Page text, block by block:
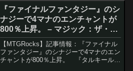
ァイナルファンタジーセットでは、カジ
ュアルな...
『ファイナルファンタジー』のシ
ナジーで4マナのエンチャントが
800％上昇。 – マジック：ザ・ギ
ャザリング
【MTGRocks】記事情報：『ファイナル
ファンタジー』のシナジーで4マナのエン
チャントが800％上昇。 『タルキール：